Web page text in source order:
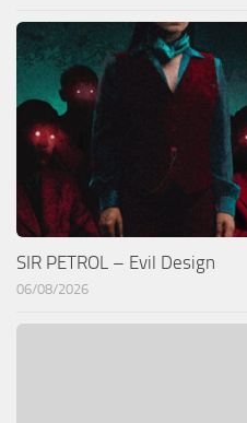
SIR PETROL – Evil Design
06/08/2026